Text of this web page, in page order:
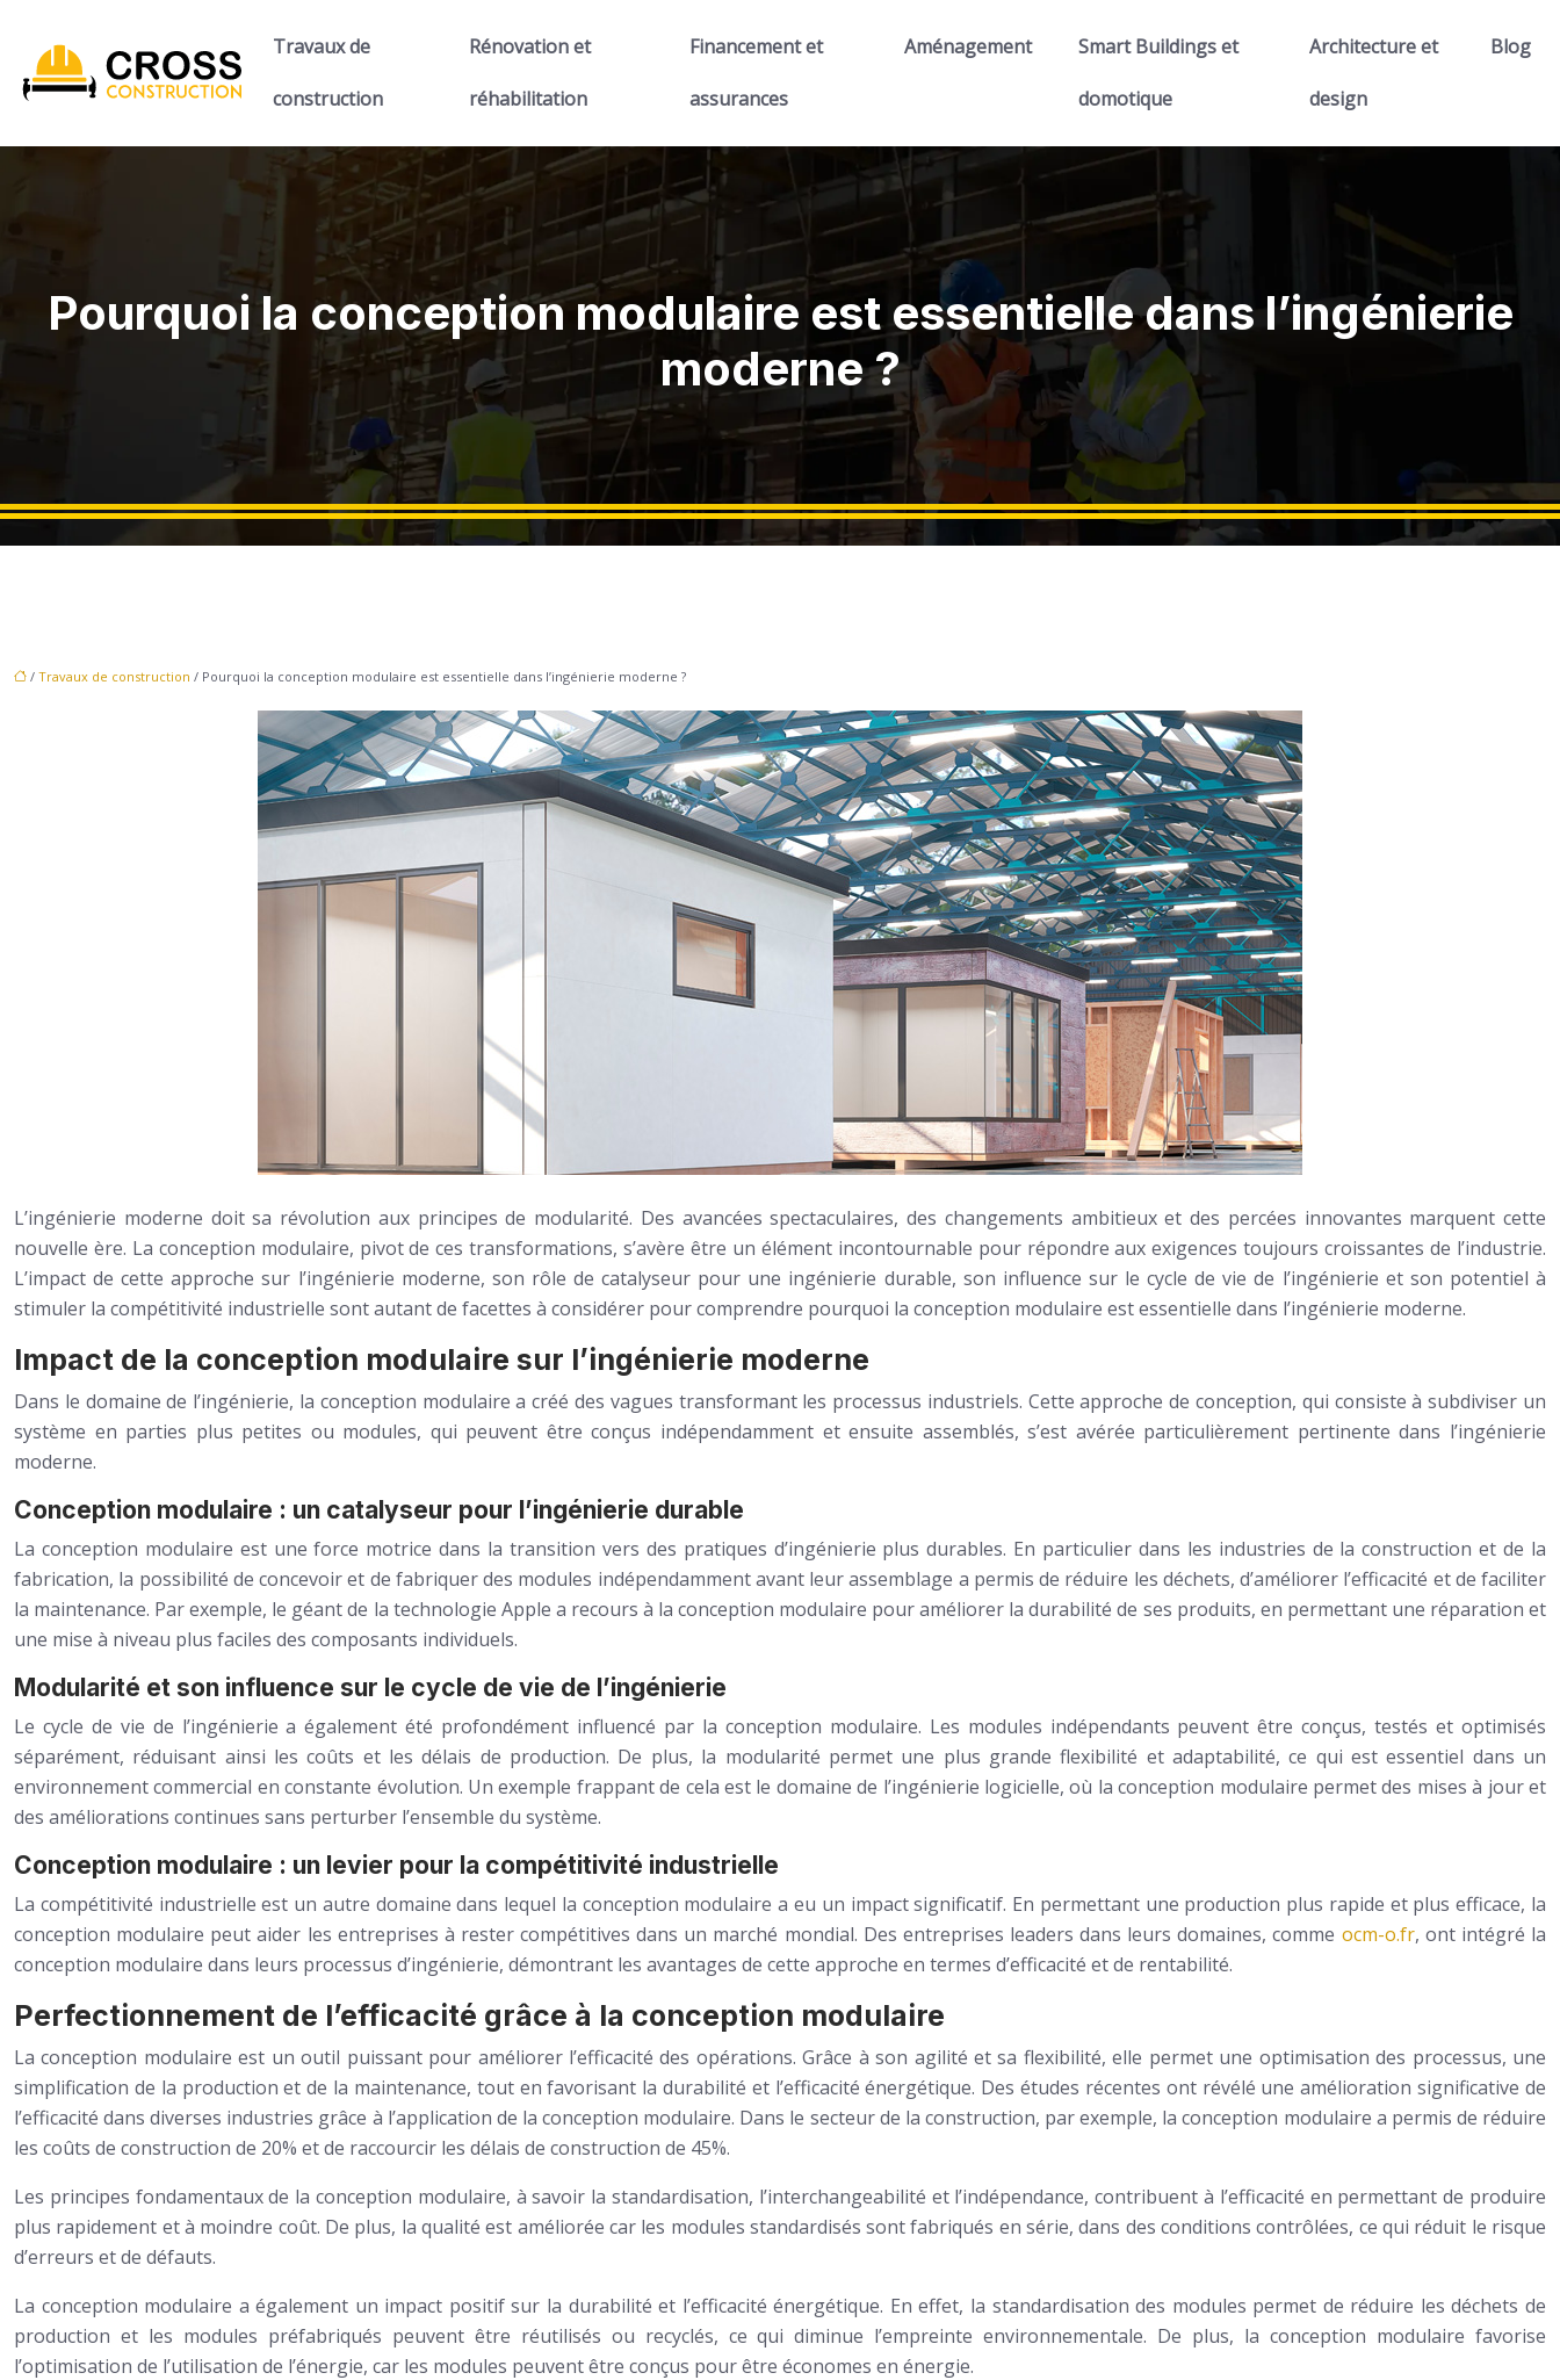
Travaux de
construction
Rénovation et
réhabilitation
Financement et
assurances
Aménagement Smart Buildings et
domotique
Architecture et
design
Blog
Pourquoi la conception modulaire est essentielle dans l’ingénierie
moderne ?
/ Travaux de construction / Pourquoi la conception modulaire est essentielle dans l’ingénierie moderne ?
L’ingénierie moderne doit sa révolution aux principes de modularité. Des avancées spectaculaires, des changements ambitieux et des percées innovantes marquent cette
nouvelle ère. La conception modulaire, pivot de ces transformations, s’avère être un élément incontournable pour répondre aux exigences toujours croissantes de l’industrie.
L’impact de cette approche sur l’ingénierie moderne, son rôle de catalyseur pour une ingénierie durable, son influence sur le cycle de vie de l’ingénierie et son potentiel à
stimuler la compétitivité industrielle sont autant de facettes à considérer pour comprendre pourquoi la conception modulaire est essentielle dans l’ingénierie moderne.
Impact de la conception modulaire sur l’ingénierie moderne
Dans le domaine de l’ingénierie, la conception modulaire a créé des vagues transformant les processus industriels. Cette approche de conception, qui consiste à subdiviser un
système en parties plus petites ou modules, qui peuvent être conçus indépendamment et ensuite assemblés, s’est avérée particulièrement pertinente dans l’ingénierie
moderne.
Conception modulaire : un catalyseur pour l’ingénierie durable
La conception modulaire est une force motrice dans la transition vers des pratiques d’ingénierie plus durables. En particulier dans les industries de la construction et de la
fabrication, la possibilité de concevoir et de fabriquer des modules indépendamment avant leur assemblage a permis de réduire les déchets, d’améliorer l’efficacité et de faciliter
la maintenance. Par exemple, le géant de la technologie Apple a recours à la conception modulaire pour améliorer la durabilité de ses produits, en permettant une réparation et
une mise à niveau plus faciles des composants individuels.
Modularité et son influence sur le cycle de vie de l’ingénierie
Le cycle de vie de l’ingénierie a également été profondément influencé par la conception modulaire. Les modules indépendants peuvent être conçus, testés et optimisés
séparément, réduisant ainsi les coûts et les délais de production. De plus, la modularité permet une plus grande flexibilité et adaptabilité, ce qui est essentiel dans un
environnement commercial en constante évolution. Un exemple frappant de cela est le domaine de l’ingénierie logicielle, où la conception modulaire permet des mises à jour et
des améliorations continues sans perturber l’ensemble du système.
Conception modulaire : un levier pour la compétitivité industrielle
La compétitivité industrielle est un autre domaine dans lequel la conception modulaire a eu un impact significatif. En permettant une production plus rapide et plus efficace, la
conception modulaire peut aider les entreprises à rester compétitives dans un marché mondial. Des entreprises leaders dans leurs domaines, comme ocm-o.fr, ont intégré la
conception modulaire dans leurs processus d’ingénierie, démontrant les avantages de cette approche en termes d’efficacité et de rentabilité.
Perfectionnement de l’efficacité grâce à la conception modulaire
La conception modulaire est un outil puissant pour améliorer l’efficacité des opérations. Grâce à son agilité et sa flexibilité, elle permet une optimisation des processus, une
simplification de la production et de la maintenance, tout en favorisant la durabilité et l’efficacité énergétique. Des études récentes ont révélé une amélioration significative de
l’efficacité dans diverses industries grâce à l’application de la conception modulaire. Dans le secteur de la construction, par exemple, la conception modulaire a permis de réduire
les coûts de construction de 20% et de raccourcir les délais de construction de 45%.
Les principes fondamentaux de la conception modulaire, à savoir la standardisation, l’interchangeabilité et l’indépendance, contribuent à l’efficacité en permettant de produire
plus rapidement et à moindre coût. De plus, la qualité est améliorée car les modules standardisés sont fabriqués en série, dans des conditions contrôlées, ce qui réduit le risque
d’erreurs et de défauts.
La conception modulaire a également un impact positif sur la durabilité et l’efficacité énergétique. En effet, la standardisation des modules permet de réduire les déchets de
production et les modules préfabriqués peuvent être réutilisés ou recyclés, ce qui diminue l’empreinte environnementale. De plus, la conception modulaire favorise
l’optimisation de l’utilisation de l’énergie, car les modules peuvent être conçus pour être économes en énergie.